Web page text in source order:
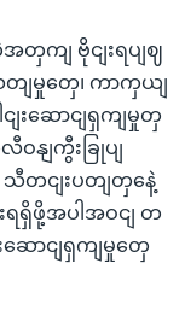
ကျ ဗိုငျးရပျဈ
ျမှုတှေ၊ ကာကှယျ
းဆောငျရှကျမှုတှ
ျကွီးခြုပျ
သီတငျးပတျတှနေဲ့
ရှိဖို့အပါအဝငျ တ
ဆောငျရှကျမှုတှေ